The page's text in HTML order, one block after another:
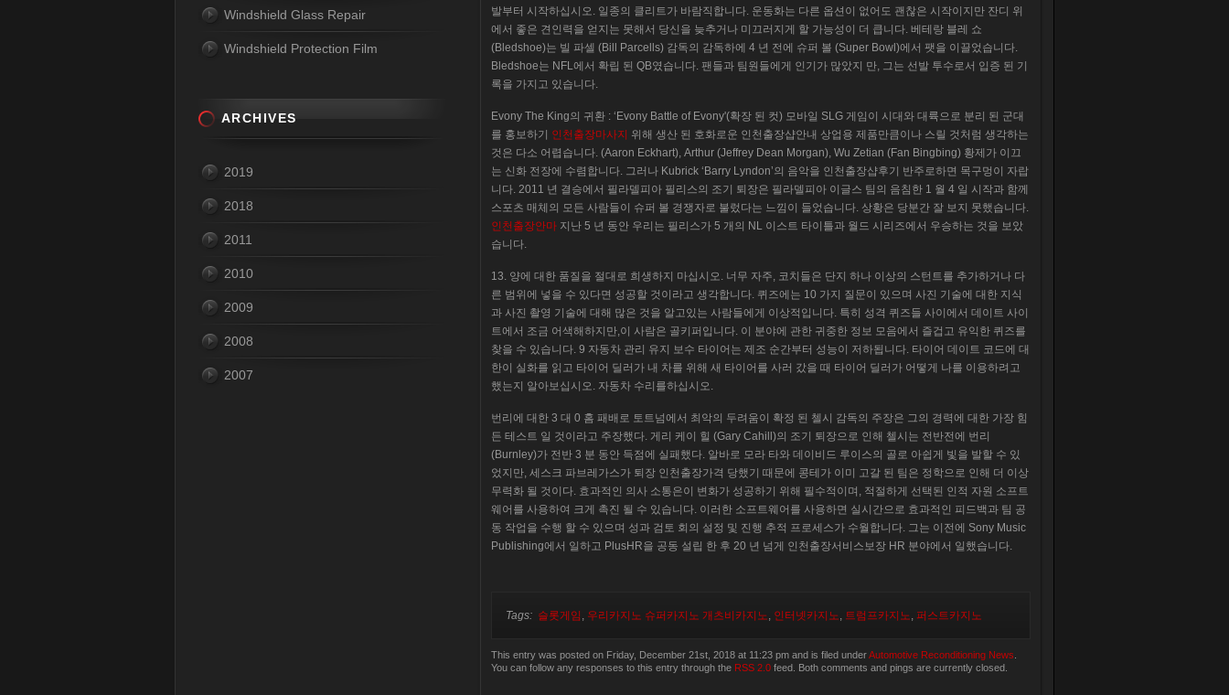
발부터 시작하십시오. 일종의 클리트가 바람직합니다. 운동화는 다른 옵션이 없어도 괜찮은 시작이지만 잔디 위
에서 좋은 견인력을 얻지는 못해서 당신을 늦추거나 미끄러지게 할 가능성이 더 큽니다. 베테랑 블레 쇼
(Bledshoe)는 빌 파셀 (Bill Parcells) 감독의 감독하에 4 년 전에 슈퍼 볼 (Super Bowl)에서 팻을 이끌었습니다.
Bledshoe는 NFL에서 확립 된 QB였습니다. 팬들과 팀원들에게 인기가 많았지 만, 그는 선발 투수로서 입증 된 기
록을 가지고 있습니다.
Evony The King의 귀환 : ‘Evony Battle of Evony'(확장 된 컷) 모바일 SLG 게임이 시대와 대륙으로 분리 된 군대
를 홍보하기 인천출장마사지 위해 생산 된 호화로운 인천출장샵안내 상업용 제품만큼이나 스릴 것처럼 생각하는
것은 다소 어렵습니다. (Aaron Eckhart), Arthur (Jeffrey Dean Morgan), Wu Zetian (Fan Bingbing) 황제가 이끄
는 신화 전장에 수렴합니다. 그러나 Kubrick ‘Barry Lyndon’의 음악을 인천출장샵후기 반주로하면 목구멍이 자랍
니다. 2011 년 결승에서 필라델피아 필리스의 조기 퇴장은 필라델피아 이글스 팀의 음침한 1 월 4 일 시작과 함께
스포츠 매체의 모든 사람들이 슈퍼 볼 경쟁자로 불렀다는 느낌이 들었습니다. 상황은 당분간 잘 보지 못했습니다.
인천출장안마 지난 5 년 동안 우리는 필리스가 5 개의 NL 이스트 타이틀과 월드 시리즈에서 우승하는 것을 보았
습니다.
13. 양에 대한 품질을 절대로 희생하지 마십시오. 너무 자주, 코치들은 단지 하나 이상의 스턴트를 추가하거나 다
른 범위에 넣을 수 있다면 성공할 것이라고 생각합니다. 퀴즈에는 10 가지 질문이 있으며 사진 기술에 대한 지식
과 사진 촬영 기술에 대해 많은 것을 알고있는 사람들에게 이상적입니다. 특히 성격 퀴즈들 사이에서 데이트 사이
트에서 조금 어색해하지만,이 사람은 골키퍼입니다. 이 분야에 관한 귀중한 정보 모음에서 즐겁고 유익한 퀴즈를
찾을 수 있습니다. 9 자동차 관리 유지 보수 타이어는 제조 순간부터 성능이 저하됩니다. 타이어 데이트 코드에 대
한이 실화를 읽고 타이어 딜러가 내 차를 위해 새 타이어를 사러 갔을 때 타이어 딜러가 어떻게 나를 이용하려고
했는지 알아보십시오. 자동차 수리를하십시오.
번리에 대한 3 대 0 홈 패배로 토트넘에서 최악의 두려움이 확정 된 첼시 감독의 주장은 그의 경력에 ​​대한 가장 힘
든 테스트 일 것이라고 주장했다. 게리 케이 힐 (Gary Cahill)의 조기 퇴장으로 인해 첼시는 전반전에 번리
(Burnley)가 전반 3 분 동안 득점에 실패했다. 알바로 모라 타와 데이비드 루이스의 골로 아쉽게 빛을 발할 수 있
었지만, 세스크 파브레가스가 퇴장 인천출장가격 당했기 때문에 콩테가 이미 고갈 된 팀은 정학으로 인해 더 이상
무력화 될 것이다. 효과적인 의사 소통은이 변화가 성공하기 위해 필수적이며, 적절하게 선택된 인적 자원 소프트
웨어를 사용하여 크게 촉진 될 수 있습니다. 이러한 소프트웨어를 사용하면 실시간으로 효과적인 피드백과 팀 공
동 작업을 수행 할 수 있으며 성과 검토 회의 설정 및 진행 추적 프로세스가 수월합니다. 그는 이전에 Sony Music
Publishing에서 일하고 PlusHR을 공동 설립 한 후 20 년 넘게 인천출장서비스보장 HR 분야에서 일했습니다.
Tags: 슬롯게임 , 우리카지노 슈퍼카지노 개츠비카지노, 인터넷카지노, 트럼프카지노, 퍼스트카지노
This entry was posted on Friday, December 21st, 2018 at 11:23 pm and is filed underAutomotive Reconditioning News
You can follow any responses to this entry through the RSS 2.0 feed. Both comments and pings are currently closed.
Windshield Glass Repair
Windshield Protection Film
ARCHIVES
2019
2018
2011
2010
2009
2008
2007